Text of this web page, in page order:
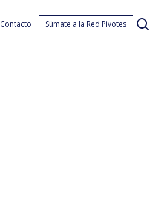
Contacto Súmate a la Red Pivotes